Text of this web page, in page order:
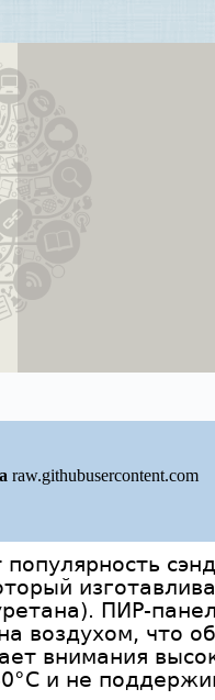
raw.githubusercontent.com
ПИР-
воздухом, что
внимания
и не